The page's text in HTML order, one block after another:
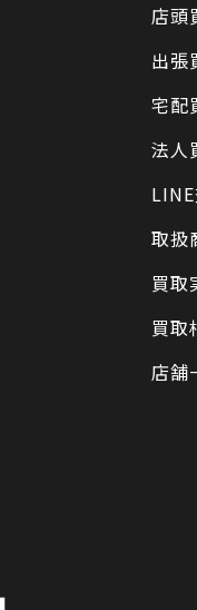
店頭
出張
宅配
法人
取扱
買取
買取
店舗